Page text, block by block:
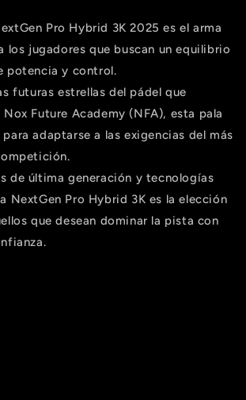
Pro Hybrid 3K 2025 es el arma
los jugadores que buscan un equilibrio
potencia y control.
futuras estrellas del pádel que
Nox Future Academy (NFA), esta pala
adaptarse a las exigencias del más
de última generación y tecnologías
NextGen Pro Hybrid 3K es la elección
que desean dominar la pista con
ahora y paga a meses
tarjeta de crédito
tu producto al carrito yelige
con Meses sin Tarjeta.
cuenta de Mercado Pago,
elige
de mesesy confirma.
mes a mes con saldo disponible,
u otros medios.